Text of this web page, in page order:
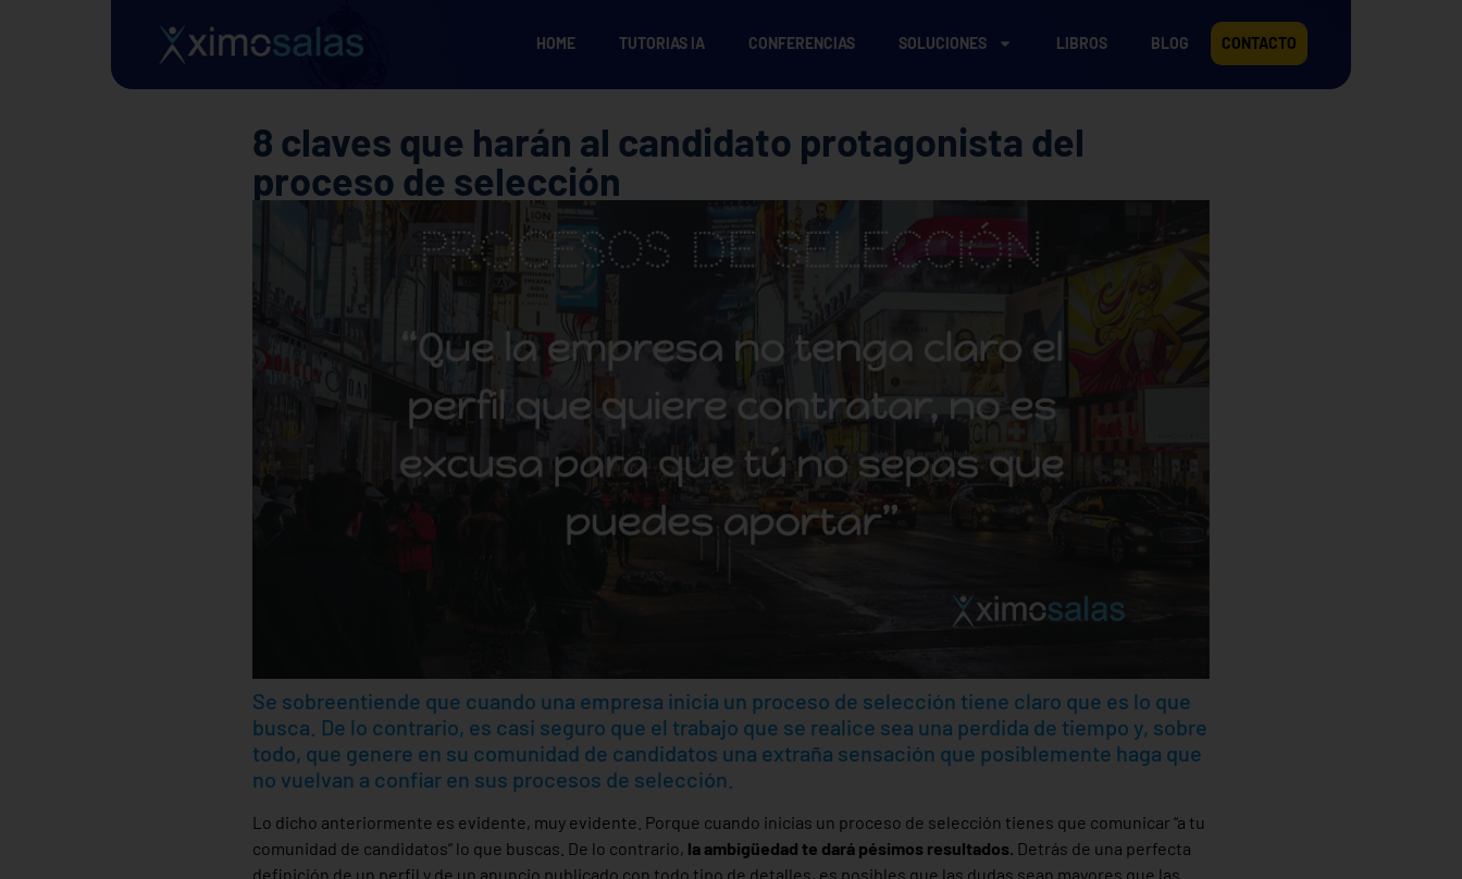
HOME TUTORIAS IA CONFERENCIAS SOLUCIONES LIBROS BLOG CONTACTO
8 claves que harán al candidato protagonista del
proceso de selección
Se sobreentiende que cuando una empresa inicia un proceso de selección tiene claro que es lo que
busca. De lo contrario, es casi seguro que el trabajo que se realice sea una perdida de tiempo y, sobre
todo, que genere en su comunidad de candidatos una extraña sensación que posiblemente haga que
no vuelvan a confiar en sus procesos de selección.
Lo dicho anteriormente es evidente, muy evidente. Porque cuando inicias un proceso de selección tienes que comunicar “a tu
comunidad de candidatos” lo que buscas. De lo contrario, la ambigüedad te dará pésimos resultados. Detrás de una perfecta
definición de un perfil y de un anuncio publicado con todo tipo de detalles, es posibles que las dudas sean mayores que las